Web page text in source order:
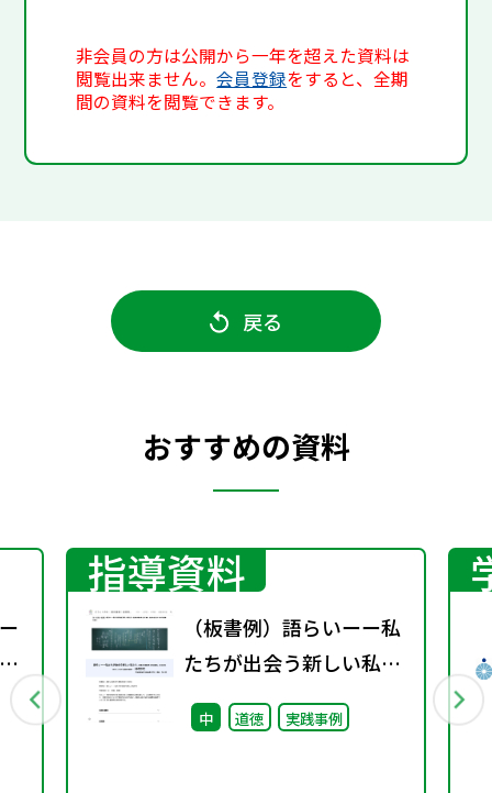
非会員の方は公開から一年を超えた資料は
閲覧出来ません。会員登録をすると、全期
間の資料を閲覧できます。
戻る
おすすめの資料
指導資料
（板書例）語らいーー私
たちが出会う新しい私た
ち （中学３年）
中 道徳 実践事例